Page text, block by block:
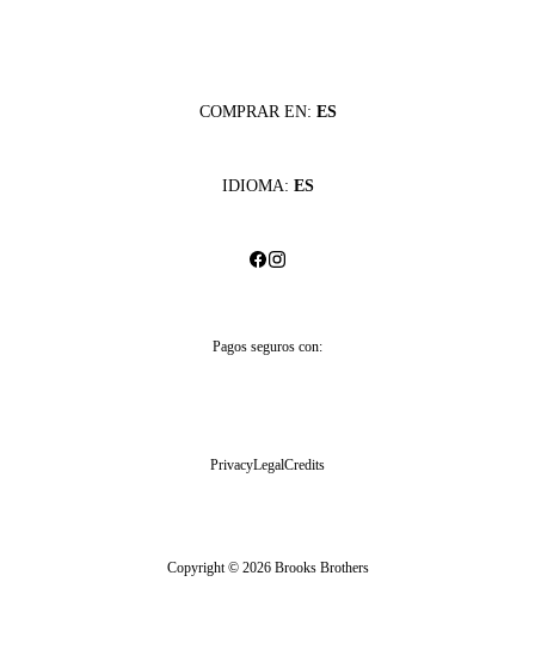
COMPRAR EN: ES
IDIOMA: ES
Pagos seguros con:
PrivacyLegalCredits
Copyright © 2026 Brooks Brothers